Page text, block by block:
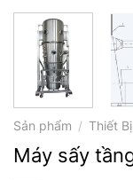
Sản phẩm / Thiết
Máy sấy